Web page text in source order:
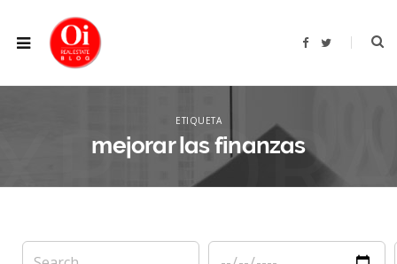
F
b
T
t
ETIQUETA
mejorar las finanzas